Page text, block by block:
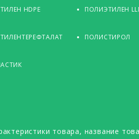
HDPE ПОЛИЭТИЛЕН
ПОЛИСТИРОЛ
товара, название